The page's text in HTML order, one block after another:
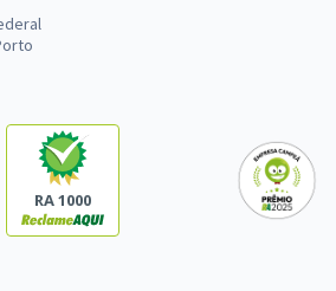
RA 1000